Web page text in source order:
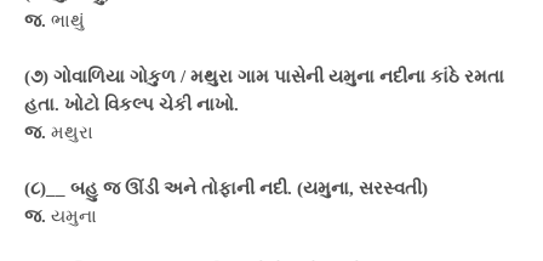
જ. ભાથું
(૭) ગોવાળિયા ગોકુળ / મથુરા ગામ પાસેની યમુના નદીના કાંઠે રમતા
હતા. ખોટો વિકલ્પ ચેકી નાખો.
જ. મથુરા
(૮)__ બહુ જ ઊંડી અને તોફાની નદી. (યમુના, સરસ્વતી)
જ. યમુના